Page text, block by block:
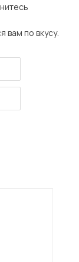
вам по вкусу.